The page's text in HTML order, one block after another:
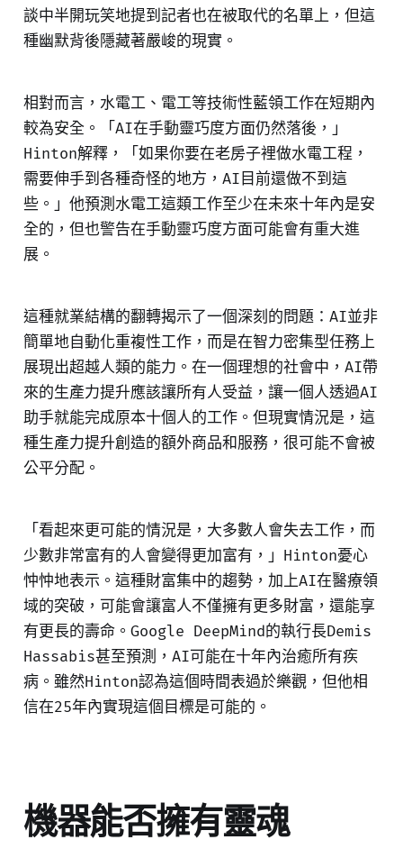
談中半開玩笑地提到記者也在被取代的名單上，但這
種幽默背後隱藏著嚴峻的現實。
相對而言，水電工、電工等技術性藍領工作在短期內
較為安全。「AI在手動靈巧度方面仍然落後，」
Hinton解釋，「如果你要在老房子裡做水電工程，
需要伸手到各種奇怪的地方，AI目前還做不到這
些。」他預測水電工這類工作至少在未來十年內是安
全的，但也警告在手動靈巧度方面可能會有重大進
展。
這種就業結構的翻轉揭示了一個深刻的問題：AI並非
簡單地自動化重複性工作，而是在智力密集型任務上
展現出超越人類的能力。在一個理想的社會中，AI帶
來的生產力提升應該讓所有人受益，讓一個人透過AI
助手就能完成原本十個人的工作。但現實情況是，這
種生產力提升創造的額外商品和服務，很可能不會被
公平分配。
「看起來更可能的情況是，大多數人會失去工作，而
少數非常富有的人會變得更加富有，」Hinton憂心
忡忡地表示。這種財富集中的趨勢，加上AI在醫療領
域的突破，可能會讓富人不僅擁有更多財富，還能享
有更長的壽命。Google DeepMind的執行長Demis
Hassabis甚至預測，AI可能在十年內治癒所有疾
病。雖然Hinton認為這個時間表過於樂觀，但他相
信在25年內實現這個目標是可能的。
機器能否擁有靈魂